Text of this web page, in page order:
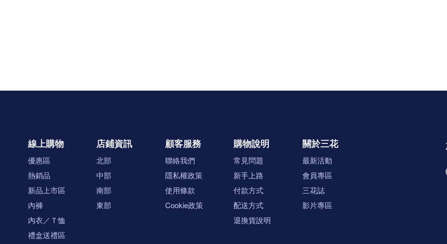
線上購物
優惠區
熱銷品
新品上市區
內褲
內衣／Ｔ恤
禮盒送禮區
店鋪資訊
北部
中部
南部
東部
顧客服務
聯絡我們
隱私權政策
使用條款
Cookie政策
購物說明
常見問題
新手上路
付款方式
配送方式
退換貨說明
關於三花
最新活動
會員專區
三花誌
影片專區